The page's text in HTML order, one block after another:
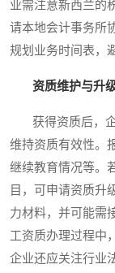
业需注意新西兰的
请本地会计事务所
规划业务时间表，
资质维护与升
获得资质后，企
维持资质有效性。
继续教育情况等。
目，可申请资质升
力材料，并可能需
工资质办理过程中
企业还应关注行业